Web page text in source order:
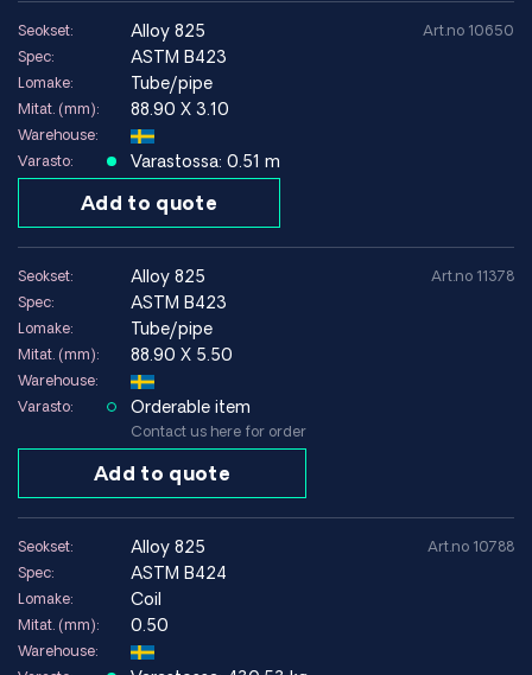
Seos 825 tarjoaa erittäin hyvän kestävyyden rikkihapolle,
fosforihapolle, typpihapolle ja orgaanisille hapoille sekä
klorideja sisältäville ympäristöille.
jännityskorroosiohalkeilua ja raerajakorroosiota vastaan,
joten se sopii hyvin hitsattuihin rakenteisiin vaativissa
ympäristöissä.
Ympäristöt, joissa Alloy 825 toimii hyvin
Hapettavat ja pelkistävät hapot
Kloridipitoiset prosessiympäristöt
Happokaasu (H₂S)
Kemialliset prosessilaitteet
Sovellukset, joissa yksinkertaisemmat ruostumattomat
materiaalit tarjoavat riittävän suorituskyvyn
Erittäin korkeat lämpötilat materiaalin suunnittelurajan
yläpuolella
Tekniset tiedot (hehkutettu tila)
Seokset: alloy 825
Spec: ASTM B423
Lomake: Tube/pipe
Mitat. (mm): 88.90 X 3.10
Warehouse:
Varasto:
Varastossa: 0.51 m
Add to quote
Art.no 10650
Seokset: alloy 825
Spec: ASTM B423
Lomake: Tube/pipe
Mitat. (mm): 88.90 X 5.50
Warehouse:
Varasto:
Orderable item
Contact us here for order
Add to quote
Art.no 11378
Seokset: alloy 825
Spec: ASTM B424
Lomake: Coil
Mitat. (mm): 0.50
Warehouse:
Art.no 10788